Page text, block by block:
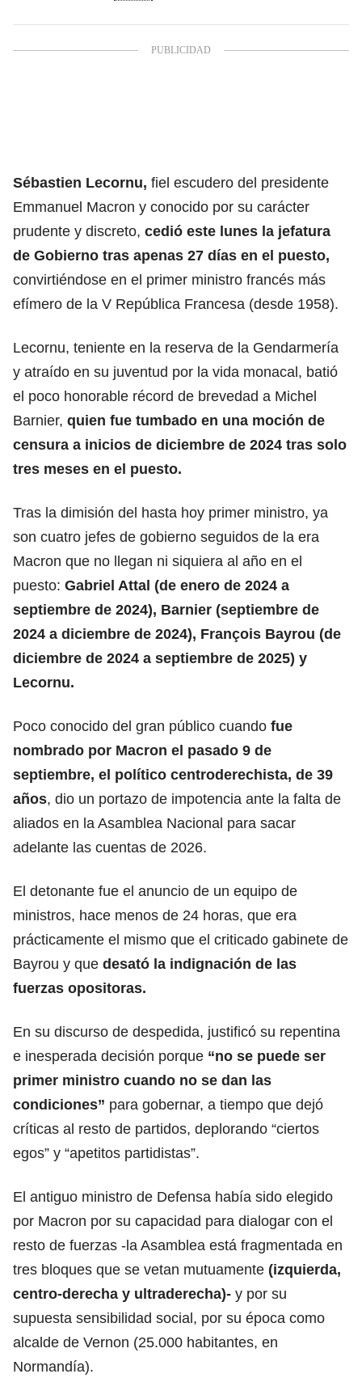
Sébastien Lecornu, fiel escudero del presidente
Emmanuel Macron y conocido por su carácter
prudente y discreto, cedió este lunes la jefatura
de Gobierno tras apenas 27 días en el puesto,
convirtiéndose en el primer ministro francés más
efímero de la V República Francesa (desde 1958).
Lecornu, teniente en la reserva de la Gendarmería
y atraído en su juventud por la vida monacal, batió
el poco honorable récord de brevedad a Michel
Barnier, quien fue tumbado en una moción de
censura a inicios de diciembre de 2024 tras solo
tres meses en el puesto.
Tras la dimisión del hasta hoy primer ministro, ya
son cuatro jefes de gobierno seguidos de la era
Macron que no llegan ni siquiera al año en el
puesto: Gabriel Attal (de enero de 2024 a
septiembre de 2024), Barnier (septiembre de
2024 a diciembre de 2024), François Bayrou (de
diciembre de 2024 a septiembre de 2025) y
Lecornu.
Poco conocido del gran público cuando fue
nombrado por Macron el pasado 9 de
septiembre, el político centroderechista, de 39
años, dio un portazo de impotencia ante la falta de
aliados en la Asamblea Nacional para sacar
adelante las cuentas de 2026.
El detonante fue el anuncio de un equipo de
ministros, hace menos de 24 horas, que era
prácticamente el mismo que el criticado gabinete de
Bayrou y que desató la indignación de las
fuerzas opositoras.
En su discurso de despedida, justificó su repentina
e inesperada decisión porque “no se puede ser
primer ministro cuando no se dan las
condiciones” para gobernar, a tiempo que dejó
críticas al resto de partidos, deplorando “ciertos
egos” y “apetitos partidistas”.
El antiguo ministro de Defensa había sido elegido
por Macron por su capacidad para dialogar con el
resto de fuerzas -la Asamblea está fragmentada en
tres bloques que se vetan mutuamente (izquierda,
centro-derecha y ultraderecha)- y por su
supuesta sensibilidad social, por su época como
alcalde de Vernon (25.000 habitantes, en
Normandía).